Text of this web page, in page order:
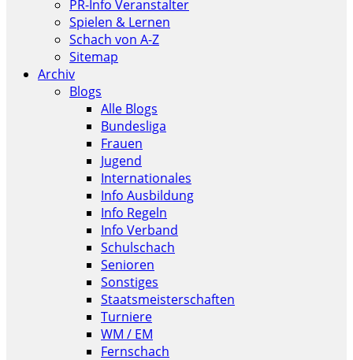
PR-Info Veranstalter
Spielen & Lernen
Schach von A-Z
Sitemap
Archiv
Blogs
Alle Blogs
Bundesliga
Frauen
Jugend
Internationales
Info Ausbildung
Info Regeln
Info Verband
Schulschach
Senioren
Sonstiges
Staatsmeisterschaften
Turniere
WM / EM
Fernschach